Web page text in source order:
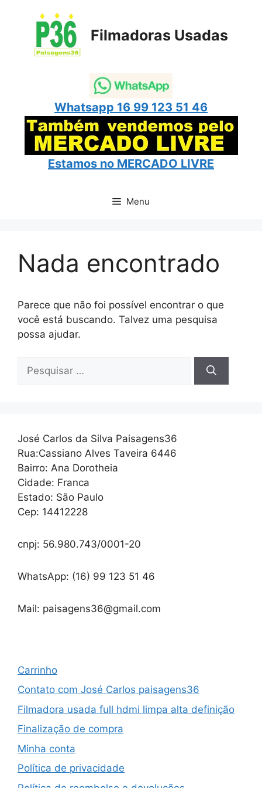
conteúdo
Filmadoras Usadas
Whatsapp 16 99 123 51 46
Estamos no MERCADO LIVRE
Menu
Nada encontrado
Parece que não foi possível encontrar o que
você está buscando. Talvez uma pesquisa
possa ajudar.
por:
José Carlos da Silva Paisagens36
Rua:Cassiano Alves Taveira 6446
Bairro: Ana Dorotheia
Cidade: Franca
Estado: São Paulo
Cep: 14412228
cnpj: 56.980.743/0001-20
WhatsApp: (16) 99 123 51 46
Mail: paisagens36@gmail.com
Carrinho
Contato com José Carlos paisagens36
Filmadora usada full hdmi limpa alta definição
Finalização de compra
Minha conta
Política de privacidade